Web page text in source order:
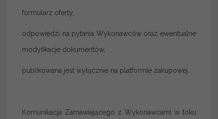
formularz oferty,
odpowiedzi na pytania Wykonawców oraz ewentualne
modyfikacje dokumentów,
publikowana jest wyłącznie na platformie zakupowej.
Komunikacja Zamawiającego z Wykonawcami w toku